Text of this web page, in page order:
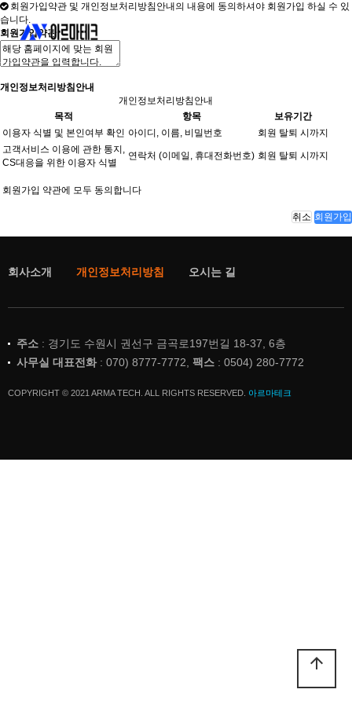
회원가입약관 및 개인정보처리방침안내의 내용에 동의하셔야 회원가입 하실 수 있
습니다.
회원가입약관
개인정보처리방침안내
개인정보처리방침안내
목적
항목
보유기간
이용자 식별 및 본인여부 확인 아이디, 이름, 비밀번호
회원 탈퇴 시까지
고객서비스 이용에 관한 통지,
CS대응을 위한 이용자 식별
연락처 (이메일, 휴대전화번호) 회원 탈퇴 시까지
회원가입 약관에 모두 동의합니다
취소 회원가입
회사소개 개인정보처리방침 오시는 길
주소 : 경기도 수원시 권선구 금곡로197번길 18-37, 6층
사무실 대표전화: 070) 8777-7772, 팩스 : 0504) 280-7772
COPYRIGHT © 2021 ARMA TECH. ALL RIGHTS RESERVED. 아르마테크
arrow_upward